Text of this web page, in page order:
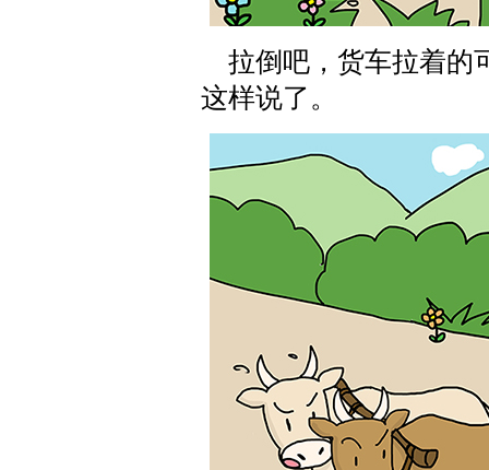
拉倒吧，货车拉着的
这样说了。